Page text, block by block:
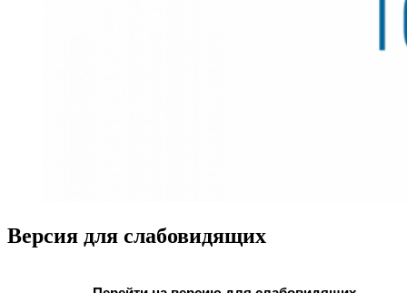
Версия для слабовидящих